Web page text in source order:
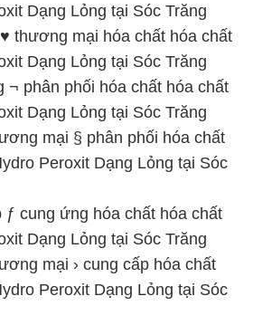
Dạng Lỏng tại Sóc Trăng
thương mại hóa chất hóa chất
Dạng Lỏng tại Sóc Trăng
¬ phân phối hóa chất hóa chất
Dạng Lỏng tại Sóc Trăng
mại § phân phối hóa chất
Peroxit Dạng Lỏng tại Sóc
ƒ cung ứng hóa chất hóa chất
Dạng Lỏng tại Sóc Trăng
mại › cung cấp hóa chất
Peroxit Dạng Lỏng tại Sóc